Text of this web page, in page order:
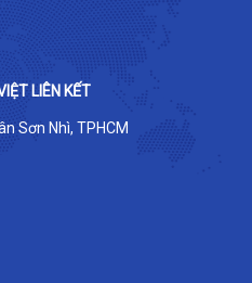
LIÊN KẾT
Sơn Nhì, TPHCM